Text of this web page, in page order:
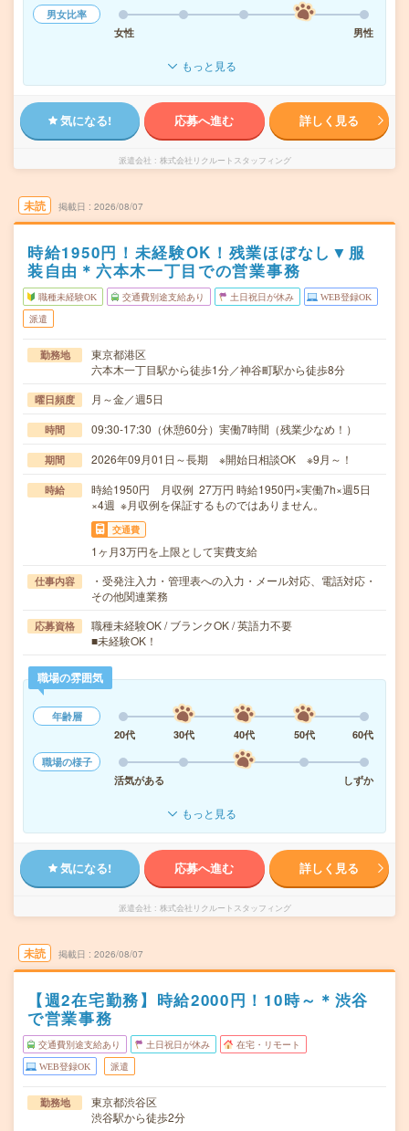
男女比率
女性
男性
もっと見る
気になる! 応募へ進む 詳しく見る
派遣会社 株式会社リクルートスタッフィング
未読 掲載日 2026/08/07
時給1950円！未経験OK！残業ほぼなし▼服
装自由＊六本木一丁目での営業事務
職種未経験OK 交通費別途支給あり 土日祝日が休み WEB登録OK
派遣
勤務地
東京都港区
六本木一丁目駅から徒歩1分／神谷町駅から徒歩8分
曜日頻度 月～金／週5日
時間 09:30-17:30（休憩60分）実働7時間（残業少なめ！）
期間 2026年09月01日～長期 ※開始日相談OK ※9月～！
時給
時給1950円 月収例 27万円 時給1950円×実働7h×週5日
×4週 ※月収例を保証するものではありません。
交通費
1ヶ月3万円を上限として実費支給
仕事内容
・受発注入力・管理表への入力・メール対応、電話対応・
その他関連業務
応募資格
職種未経験OK / ブランクOK / 英語力不要
■未経験OK！
職場の雰囲気
年齢層
20代
30代 40代 50代
60代
職場の様子
活気がある
しずか
もっと見る
気になる! 応募へ進む 詳しく見る
派遣会社 株式会社リクルートスタッフィング
未読 掲載日 2026/08/07
【週2在宅勤務】時給2000円！10時～＊渋谷
で営業事務
交通費別途支給あり 土日祝日が休み 在宅・リモート
WEB登録OK 派遣
勤務地
東京都渋谷区
渋谷駅から徒歩2分